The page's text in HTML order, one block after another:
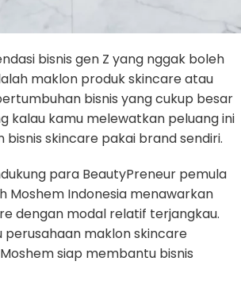
bisnis gen Z yang nggak boleh
maklon produk skincare atau
bisnis yang cukup besar
kalau kamu melewatkan peluang ini
skincare pakai brand sendiri.
para BeautyPreneur pemula
Moshem Indonesia menawarkan
dengan modal relatif terjangkau.
perusahaan maklon skincare
siap membantu bisnis